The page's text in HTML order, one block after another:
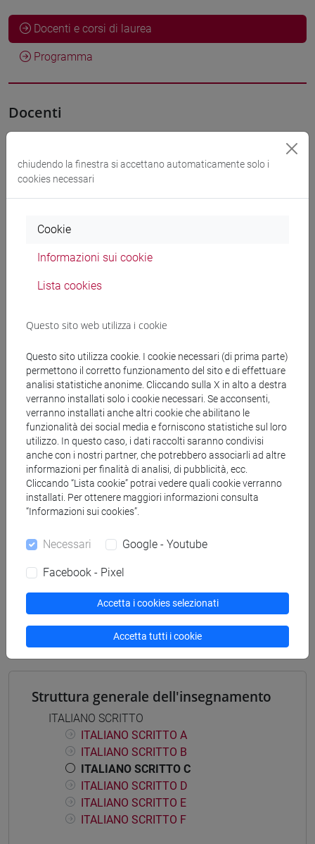
Docenti e corsi di laurea
Programma
Docenti
Materiali didattici
[FT1] CONSERVAZIONE E GESTIONE DEI BENI
percorso comune
[FT2] FILOSOFIA - Laurea
percorso comune
[FT3] LETTERE - Laurea
percorso comune
[FT4] SCIENZE DELLA SOCIETÀ E DEL
SERVIZIO SOCIALE - Laurea
percorso comune
[FT5] STORIA - Laurea
percorso comune
Mutua da
ITALIANO SCRITTO [FT0302]
Struttura generale dell'insegnamento
ITALIANO SCRITTO
ITALIANO SCRITTO A
ITALIANO SCRITTO B
ITALIANO SCRITTO C
ITALIANO SCRITTO D
ITALIANO SCRITTO E
ITALIANO SCRITTO F
chiudendo la finestra si accettano automaticamente solo i
cookies necessari
Cookie
Informazioni sui cookie
Lista cookies
Questo sito web utilizza i cookie
Questo sito utilizza cookie. I cookie necessari (di prima parte)
permettono il corretto funzionamento del sito e di effettuare
analisi statistiche anonime. Cliccando sulla X in alto a destra
verranno installati solo i cookie necessari. Se acconsenti,
verranno installati anche altri cookie che abilitano le
funzionalità dei social media e forniscono statistiche sul loro
utilizzo. In questo caso, i dati raccolti saranno condivisi
anche con i nostri partner, che potrebbero associarli ad altre
informazioni per finalità di analisi, di pubblicità, ecc.
Cliccando “Lista cookie” potrai vedere quali cookie verranno
installati. Per ottenere maggiori informazioni consulta
“Informazioni sui cookies”.
Necessari Google - Youtube
Facebook - Pixel
Accetta i cookies selezionati
Accetta tutti i cookie